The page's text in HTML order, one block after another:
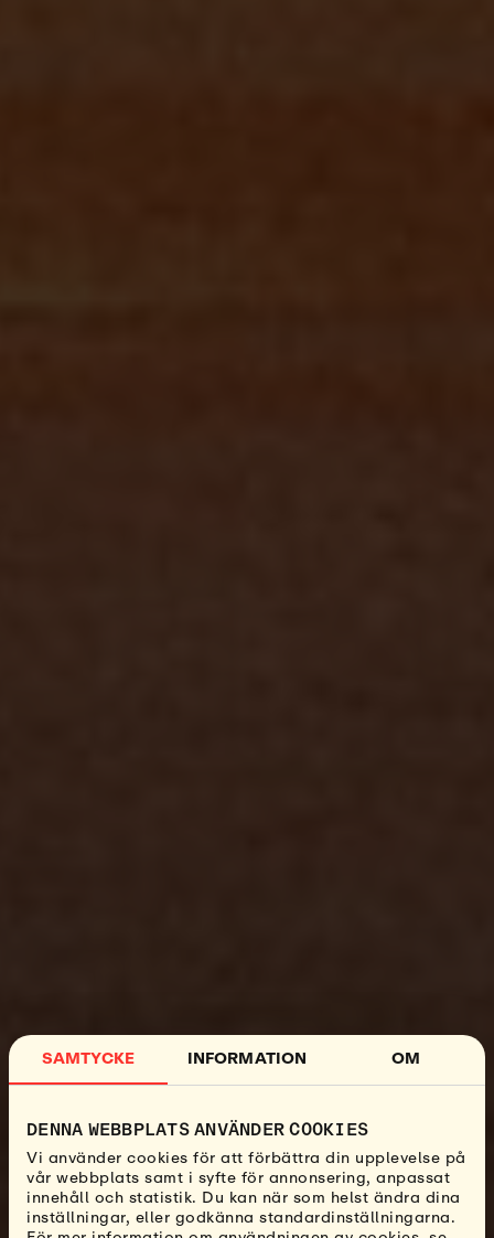
SAMTYCKE INFORMATION OM
DENNA WEBBPLATS ANVÄNDER COOKIES
Vi använder cookies för att förbättra din upplevelse på
vår webbplats samt i syfte för annonsering, anpassat
innehåll och statistik. Du kan när som helst ändra dina
inställningar, eller godkänna standardinställningarna.